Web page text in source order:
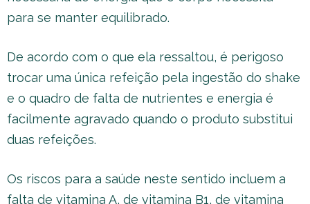
para se manter equilibrado.
De acordo com o que ela ressaltou, é perigoso
trocar uma única refeição pela ingestão do shake
e o quadro de falta de nutrientes e energia é
facilmente agravado quando o produto substitui
duas refeições.
Os riscos para a saúde neste sentido incluem a
falta de vitamina A, de vitamina B1, de vitamina